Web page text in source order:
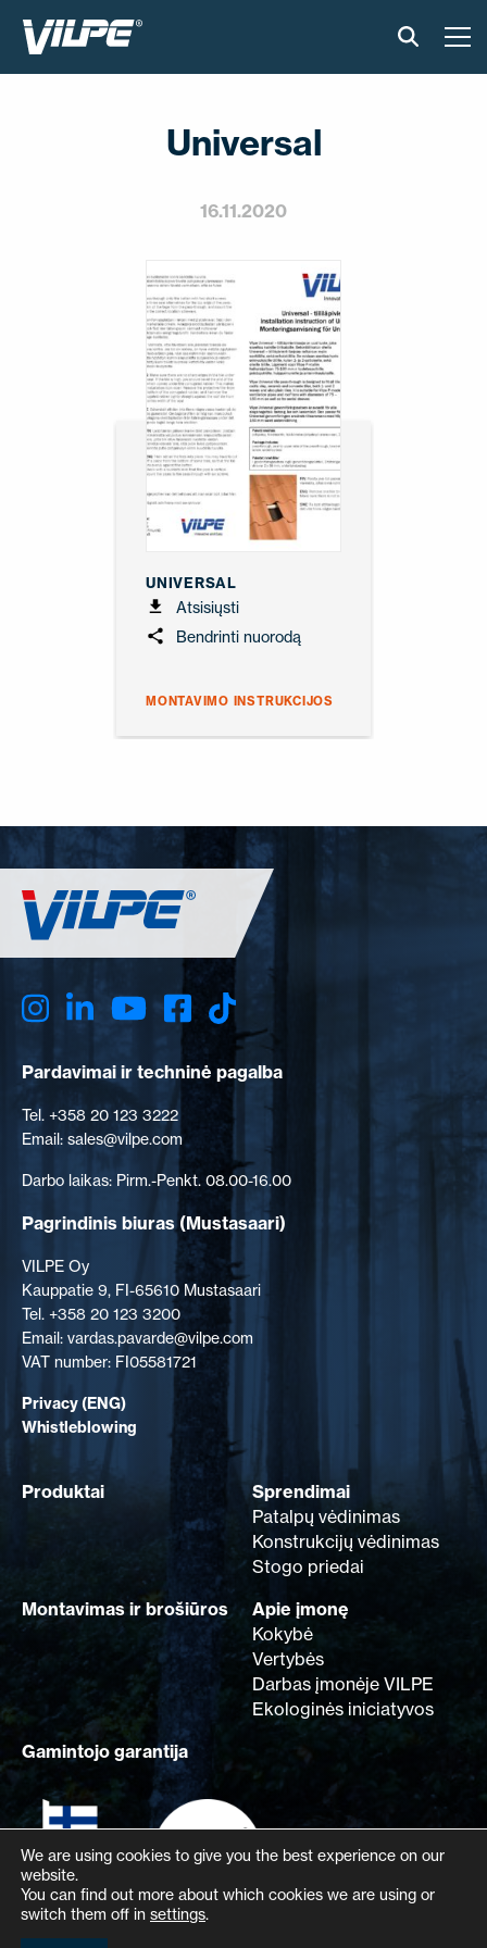
MONTAVIMAS IR BROŠIŪROS
STRAIPSNIAI IR NAUJIENOS
SUSISIEKITE SU MUMIS
PL SV SV-FI LT
Universal
16.11.2020
UNIVERSAL
Atsisiųsti
Bendrinti nuorodą
MONTAVIMO INSTRUKCIJOS
Pardavimai ir techninė pagalba
Tel. +358 20 123 3222
Email: sales@vilpe.com
Darbo laikas: Pirm.-Penkt. 08.00-16.00
Pagrindinis biuras (Mustasaari)
VILPE Oy
Kauppatie 9, FI-65610 Mustasaari
Tel. +358 20 123 3200
Email: vardas.pavarde@vilpe.com
VAT number: FI05581721
Privacy (ENG)
Whistleblowing
Produktai
Sprendimai
Patalpų vėdinimas
Konstrukcijų vėdinimas
Stogo priedai
Montavimas ir brošiūros
Apie įmonę
Kokybė
Vertybės
Darbas įmonėje VILPE
Ekologinės iniciatyvos
Gamintojo garantija
We are using cookies to give you the best experience on our
website.
You can find out more about which cookies we are using or
switch them off in settings.